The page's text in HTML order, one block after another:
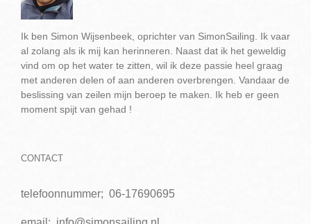
Ik ben Simon Wijsenbeek, oprichter van SimonSailing. Ik vaar
al zolang als ik mij kan herinneren. Naast dat ik het geweldig
vind om op het water te zitten, wil ik deze passie heel graag
met anderen delen of aan anderen overbrengen. Vandaar de
beslissing van zeilen mijn beroep te maken. Ik heb er geen
moment spijt van gehad !
CONTACT
telefoonnummer; 06-17690695